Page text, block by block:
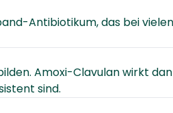
Antibiotikum, das bei vielen
Amoxi-Clavulan wirkt
sind.